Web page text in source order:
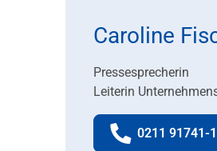
Caroline
Pressesprecherin
Leiterin
0211 91741-